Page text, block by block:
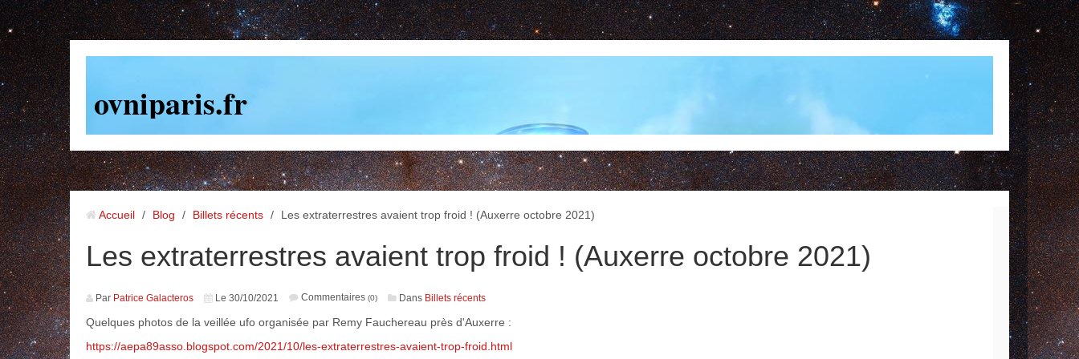
ovniparis.fr
Accueil / Blog / Billets récents / Les extraterrestres avaient trop froid ! (Auxerre octobre 2021)
Les extraterrestres avaient trop froid ! (Auxerre octobre 2021)
Par Patrice Galacteros Le 30/10/2021 Commentaires (0) Dans Billets récents
Quelques photos de la veillée ufo organisée par Remy Fauchereau près d'Auxerre :
https://aepa89asso.blogspot.com/2021/10/les-extraterrestres-avaient-trop-froid.html